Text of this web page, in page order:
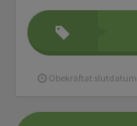
Obekräftat slutdatum